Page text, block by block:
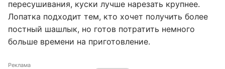
пересушивания, куски лучше нарезать крупнее.
Лопатка подходит тем, кто хочет получить более
постный шашлык, но готов потратить немного
больше времени на приготовление.
Реклама